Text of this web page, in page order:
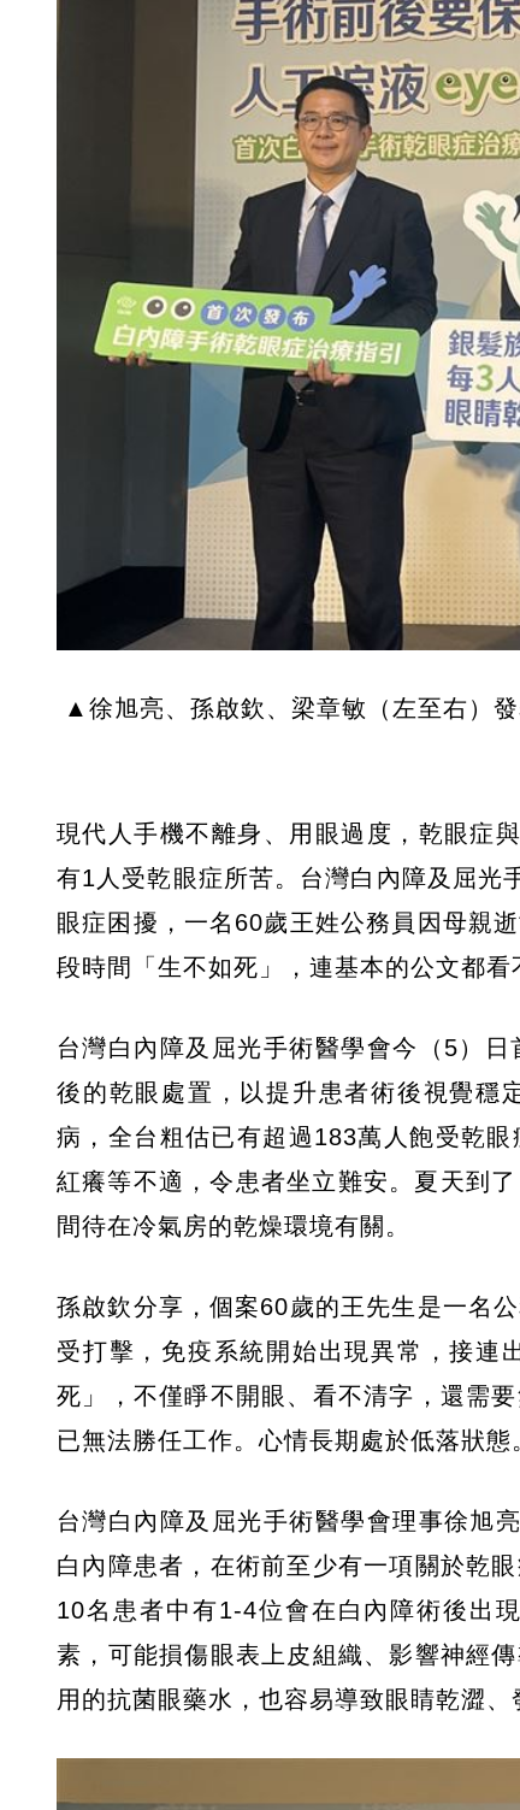
▲徐旭亮、孫啟欽、梁章敏（左至右）
現代人手機不離身、用眼過度，乾眼症
有1人受乾眼症所苦。台灣白內障及屈光
眼症困擾，一名60歲王姓公務員因母親
段時間「生不如死」，連基本的公文都
台灣白內障及屈光手術醫學會今（5）
後的乾眼處置，以提升患者術後視覺穩
病，全台粗估已有超過183萬人飽受乾
紅癢等不適，令患者坐立難安。夏天到
間待在冷氣房的乾燥環境有關。
孫啟欽分享，個案60歲的王先生是一名
受打擊，免疫系統開始出現異常，接連
死」，不僅睜不開眼、看不清字，還需
已無法勝任工作。心情長期處於低落狀
台灣白內障及屈光手術醫學會理事徐旭
白內障患者，在術前至少有一項關於乾
10名患者中有1-4位會在白內障術後出
素，可能損傷眼表上皮組織、影響神經
用的抗菌眼藥水，也容易導致眼睛乾澀、